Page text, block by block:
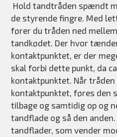
Hold tandtråden spændt
de styrende fingre. Med
fører du tråden ned
tandkødet. Der hvor
kontaktpunktet, er der
skal forbi dette punkt, da
kontaktpunktet. Når tråden
kontaktpunktet, føres den
tilbage og samtidig op og
tandflade og så den
tandflader, som vender